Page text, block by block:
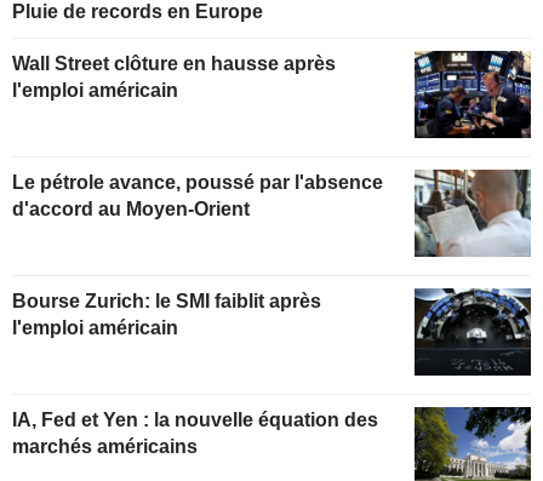
Pluie de records en Europe
Wall Street clôture en hausse après
l'emploi américain
Le pétrole avance, poussé par l'absence
d'accord au Moyen-Orient
Bourse Zurich: le SMI faiblit après
l'emploi américain
IA, Fed et Yen : la nouvelle équation des
marchés américains